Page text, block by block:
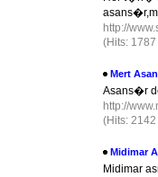
http://
(Hits:
Mert
Asans�r
http://
(Hits:
Midimar
Midimar